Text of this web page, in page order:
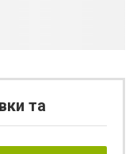
та